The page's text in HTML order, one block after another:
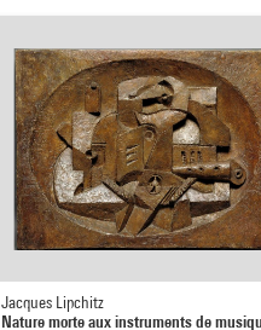
Jacques Lipchitz
Nature morte aux instruments de